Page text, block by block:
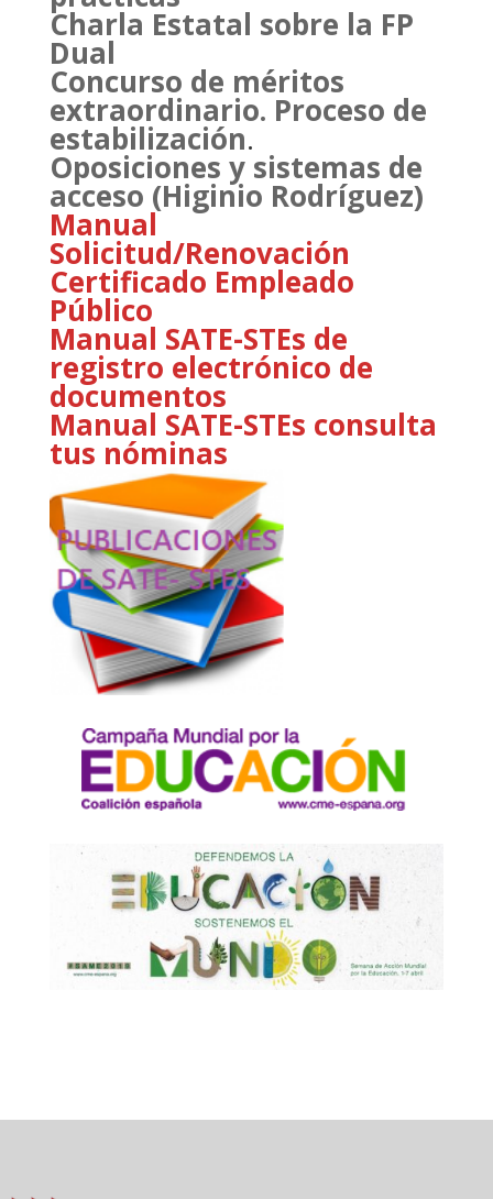
Charla Estatal sobre la FP
Dual
Concurso de méritos
extraordinario. Proceso de
estabilización.
Oposiciones y sistemas de
acceso (Higinio Rodríguez)
Manual
Solicitud/Renovación
Certificado Empleado
Público
Manual SATE-STEs de
registro electrónico de
documentos
Manual SATE-STEs consulta
tus nóminas